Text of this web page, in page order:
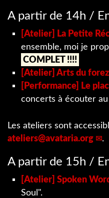
A partir de 14h /
[Atelier] La Petite
ensemble, moi je
COMPLET !!!!
[Atelier] Arts du forez
[Performance] Le
concerts à écouter
Les ateliers sont
ateliers@avataria.org .
A partir de 15h /
[Atelier] Spoken
Soul".